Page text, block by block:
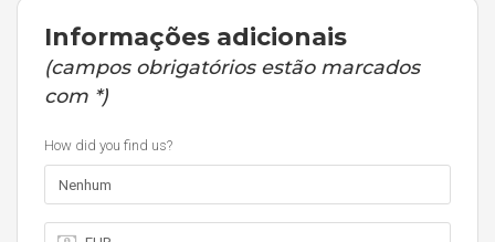
Informações adicionais
(campos obrigatórios estão marcados
com *)
How did you find us?